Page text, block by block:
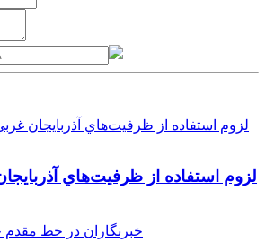
لزوم استفاده از ظرفيت‌هاي